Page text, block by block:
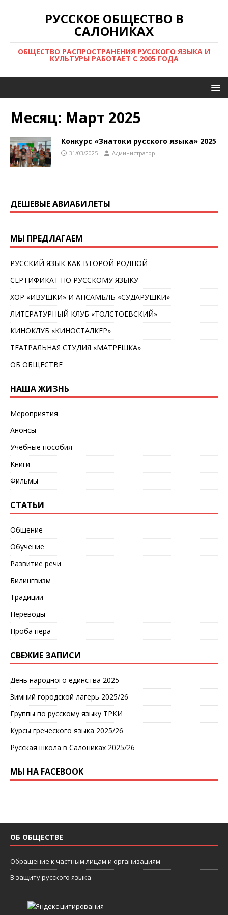
РУССКОЕ ОБЩЕСТВО В
САЛОНИКАХ
ОБЩЕСТВО РАСПРОСТРАНЕНИЯ РУССКОГО ЯЗЫКА И
КУЛЬТУРЫ РАБОТАЕТ С 2005 ГОДА
Месяц: Март 2025
Конкурс «Знатоки русского языка» 2025
31/03/2025 Администратор
ДЕШЕВЫЕ АВИАБИЛЕТЫ
МЫ ПРЕДЛАГАЕМ
РУССКИЙ ЯЗЫК КАК ВТОРОЙ РОДНОЙ
СЕРТИФИКАТ ПО РУССКОМУ ЯЗЫКУ
ХОР «ИВУШКИ» И АНСАМБЛЬ «СУДАРУШКИ»
ЛИТЕРАТУРНЫЙ КЛУБ «ТОЛСТОЕВСКИЙ»
КИНОКЛУБ «КИНОСТАЛКЕР»
ТЕАТРАЛЬНАЯ СТУДИЯ «МАТРЕШКА»
ОБ ОБЩЕСТВЕ
НАША ЖИЗНЬ
Мероприятия
Анонсы
Учебные пособия
Книги
Фильмы
СТАТЬИ
Общение
Обучение
Развитие речи
Билингвизм
Традиции
Переводы
Проба пера
СВЕЖИЕ ЗАПИСИ
День народного единства 2025
Зимний городской лагерь 2025/26
Группы по русскому языку ТРКИ
Курсы греческого языка 2025/26
Русская школа в Салониках 2025/26
МЫ НА FACEBOOK
ОБ ОБЩЕСТВЕ
Обращение к частным лицам и организациям
В защиту русского языка